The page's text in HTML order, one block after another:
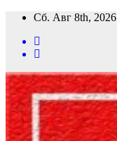
Перейти
содержимому
Сб. Авг 8th, 2026